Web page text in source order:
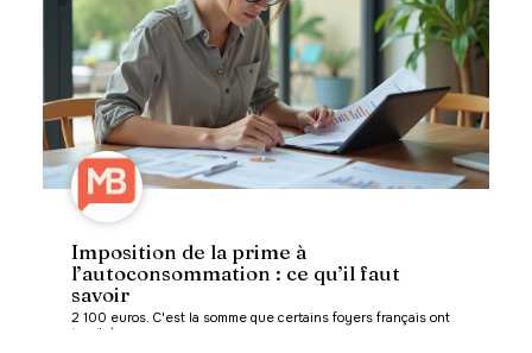
Imposition de la prime à
l’autoconsommation : ce qu’il faut
savoir
2 100 euros. C'est la somme que certains foyers français ont
touchée